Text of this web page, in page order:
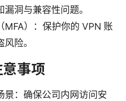
洞与兼容性问题。
MFA）：保护你的 VPN 账
险。
事项
景：确保公司内网访问安